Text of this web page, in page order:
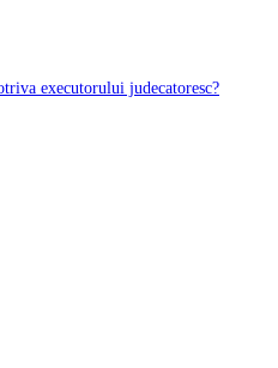
executorului judecatoresc?